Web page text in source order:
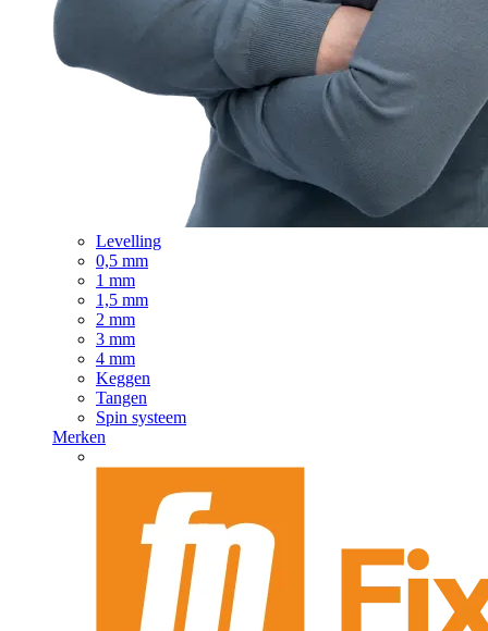
Levelling
0,5 mm
1 mm
1,5 mm
2 mm
3 mm
4 mm
Keggen
Tangen
Spin systeem
Merken